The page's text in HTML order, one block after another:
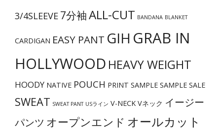
3/4SLEEVE 7分袖ALL-CUT BANDANA BLANKET
CARDIGAN EASY PANT GIH GRAB IN
HOLLYWOOD HEAVY WEIGHT
HOODY NATIVE POUCH PRINT SAMPLE SAMPLE SALE
SWEAT SWEAT PANT USライン V-NECK Vネック イージー
パンツ オープンエンド オールカット